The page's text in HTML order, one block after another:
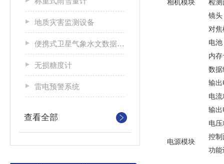
地质灾害监测设备
便携式卫星气象水文数据广播接收设备
无损糖度计
雷电预警系统
查看全部
相机模块
检测
镜头
对
电池
内存
数据
电源模块
输出
电
输出
电
控制
功能